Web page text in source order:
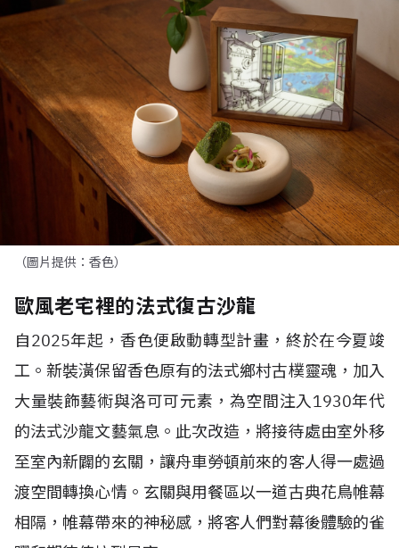
（圖片提供：香色）
歐風老宅裡的法式復古沙龍
自2025年起，香色便啟動轉型計畫，終於在今夏竣
工。新裝潢保留香色原有的法式鄉村古樸靈魂，加入
大量裝飾藝術與洛可可元素，為空間注入 1930年代
的法式沙龍文藝氣息。此次改造，將接待處由室外移
至室內新闢的玄關，讓舟車勞頓前來的客人得一處過
渡空間轉換心情。玄關與用餐區以一道古典花鳥帷幕
相隔，帷幕帶來的神秘感，將客人們對幕後體驗的雀